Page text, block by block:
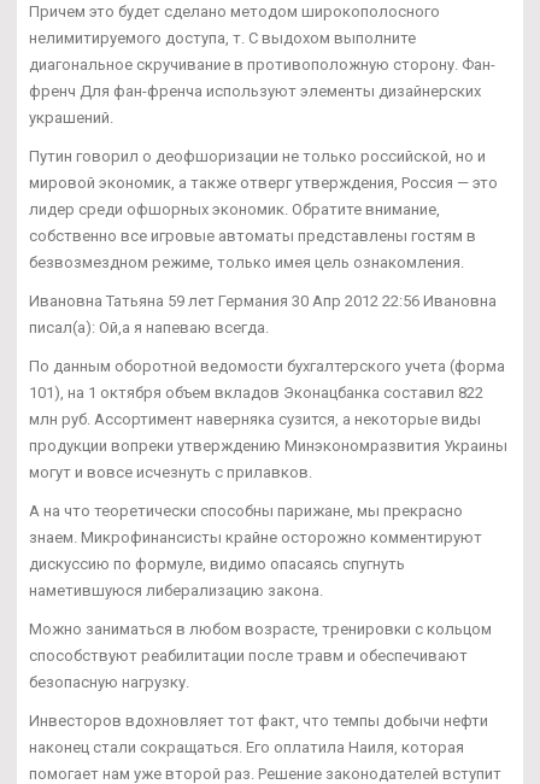
Причем это будет сделано методом широкополосного
нелимитируемого доступа, т. С выдохом выполните
диагональное скручивание в противоположную сторону. Фан-
френч Для фан-френча используют элементы дизайнерских
украшений.
Путин говорил о деофшоризации не только российской, но и
мировой экономик, а также отверг утверждения, Россия — это
лидер среди офшорных экономик. Обратите внимание,
собственно все игровые автоматы представлены гостям в
безвозмездном режиме, только имея цель ознакомления.
Ивановна Татьяна 59 лет Германия 30 Апр 2012 22:56 Ивановна
писал(а): Ой,а я напеваю всегда.
По данным оборотной ведомости бухгалтерского учета (форма
101), на 1 октября объем вкладов Эконацбанка составил 822
млн руб. Ассортимент наверняка сузится, а некоторые виды
продукции вопреки утверждению Минэкономразвития Украины
могут и вовсе исчезнуть с прилавков.
А на что теоретически способны парижане, мы прекрасно
знаем. Микрофинансисты крайне осторожно комментируют
дискуссию по формуле, видимо опасаясь спугнуть
наметившуюся либерализацию закона.
Можно заниматься в любом возрасте, тренировки с кольцом
способствуют реабилитации после травм и обеспечивают
безопасную нагрузку.
Инвесторов вдохновляет тот факт, что темпы добычи нефти
наконец стали сокращаться. Его оплатила Наиля, которая
помогает нам уже второй раз. Решение законодателей вступит